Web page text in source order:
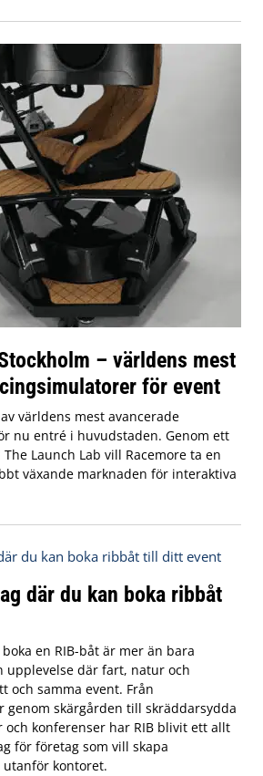
– världens mest
för event
världens mest avancerade
nu entré i huvudstaden. Genom ett
Launch Lab vill Racemore ta en
växande marknaden för interaktiva
där du kan boka ribbåt
en RIB-båt är mer än bara
upplevelse där fart, natur och
och samma event. Från
skärgården till skräddarsydda
och konferenser har RIB blivit ett allt
för företag som vill skapa
kontoret.